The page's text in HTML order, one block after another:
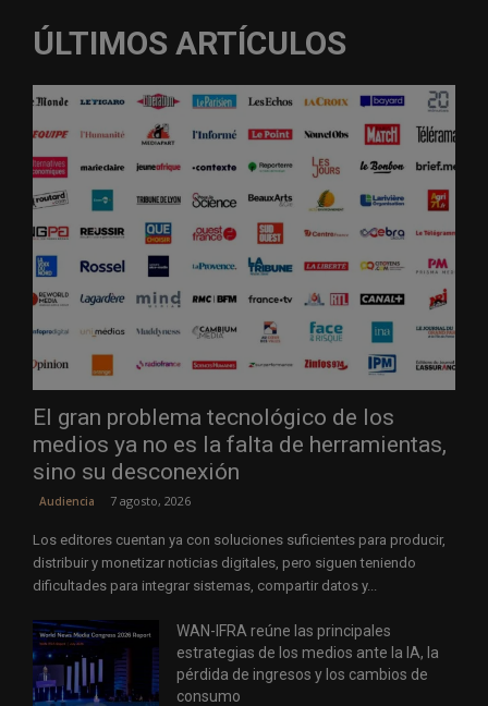
ÚLTIMOS ARTÍCULOS
El gran problema tecnológico de los
medios ya no es la falta de herramientas,
sino su desconexión
Audiencia 7 agosto, 2026
Los editores cuentan ya con soluciones suficientes para producir,
distribuir y monetizar noticias digitales, pero siguen teniendo
dificultades para integrar sistemas, compartir datos y...
WAN-IFRA reúne las principales
estrategias de los medios ante la IA, la
pérdida de ingresos y los cambios de
consumo